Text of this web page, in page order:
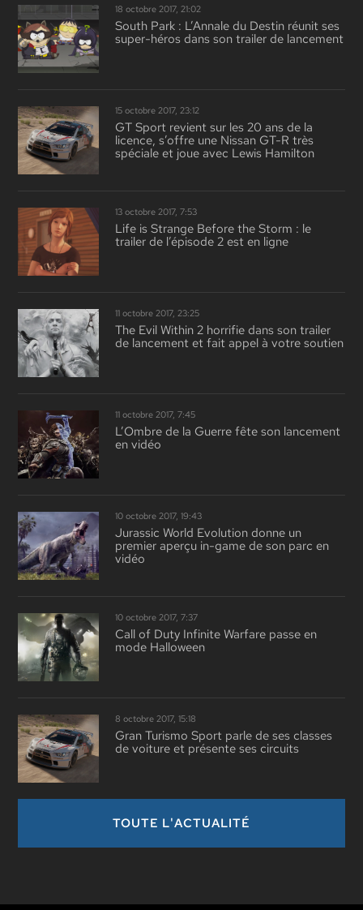
18 octobre 2017, 21:02
South Park : L’Annale du Destin réunit ses
super-héros dans son trailer de lancement
15 octobre 2017, 23:12
GT Sport revient sur les 20 ans de la
licence, s’offre une Nissan GT-R très
spéciale et joue avec Lewis Hamilton
13 octobre 2017, 7:53
Life is Strange Before the Storm : le
trailer de l’épisode 2 est en ligne
11 octobre 2017, 23:25
The Evil Within 2 horrifie dans son trailer
de lancement et fait appel à votre soutien
11 octobre 2017, 7:45
L’Ombre de la Guerre fête son lancement
en vidéo
10 octobre 2017, 19:43
Jurassic World Evolution donne un
premier aperçu in-game de son parc en
vidéo
10 octobre 2017, 7:37
Call of Duty Infinite Warfare passe en
mode Halloween
8 octobre 2017, 15:18
Gran Turismo Sport parle de ses classes
de voiture et présente ses circuits
TOUTE L'ACTUALITÉ